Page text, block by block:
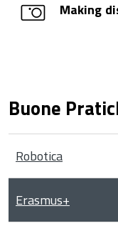
Making
Buone
Robotica
Erasmus+